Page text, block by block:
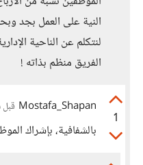
النية على العمل بجد
لنتكلم عن الناحية
الفريق منظم بذاته !
1
Mostafa_Shapan
بالشفافية، بإشراك